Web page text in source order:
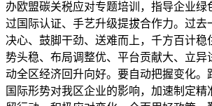
办欧盟碳关税应对专题培训，指导企业绿
过国际认证、手艺升级提拔合作力。过去
决心、鼓脚干劲、送难而上，千方百计稳
势头稳、布局调整优、平台贡献大、立异
动全区经济回升向好。要自动把握变化。
国际形势对我区企业的影响，加速制定精